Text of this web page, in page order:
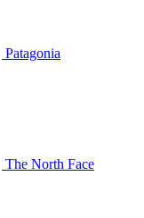
Patagonia
The North Face